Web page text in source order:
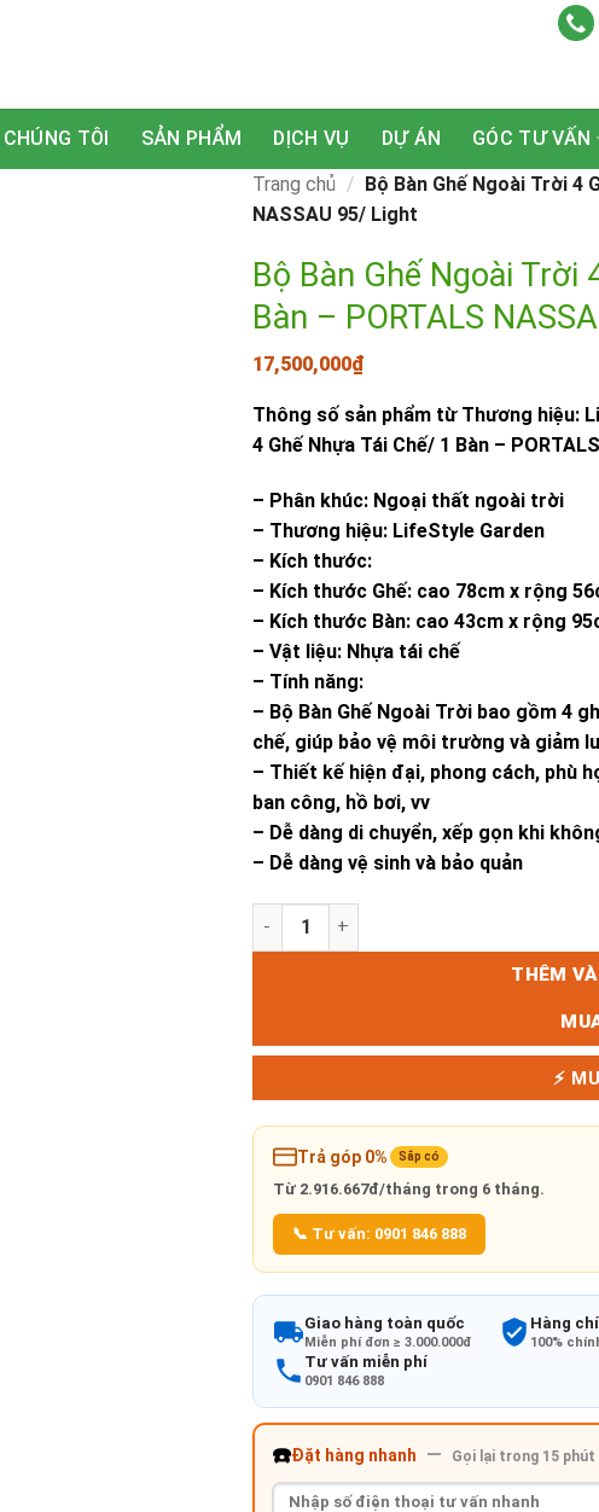
CHÚNG TÔI SẢN PHẨM DỊCH VỤ DỰ ÁN GÓC TƯ VẤN
Trang chủ / Bộ Bàn Ghế Ngoài Trời 4
NASSAU 95/ Light
Bộ Bàn Ghế Ngoài Trời
Bàn – PORTALS
17,500,000₫
Thông số sản phẩm từ Thương hiệu:
4 Ghế Nhựa Tái Chế/ 1 Bàn –
– Phân khúc: Ngoại thất ngoài trời
– Thương hiệu: LifeStyle Garden
– Kích thước:
– Kích thước Ghế: cao 78cm x rộng
– Kích thước Bàn: cao 43cm x rộng
– Vật liệu: Nhựa tái chế
– Tính năng:
– Bộ Bàn Ghế Ngoài Trời bao gồm 4
chế, giúp bảo vệ môi trường và giảm
– Thiết kế hiện đại, phong cách, phù
ban công, hồ bơi, vv
– Dễ dàng di chuyển, xếp gọn khi
– Dễ dàng vệ sinh và bảo quản
Bộ Bàn Ghế Ngoài Trời 4 Ghế Nhựa Tái
THÊM
⚡
Trả góp 0% Sắp có
Từ 2.916.667đ/tháng trong 6 tháng.
📞 Tư vấn: 0901 846 888
Giao hàng toàn quốc
Miễn phí đơn ≥ 3.000.000đ
Hàng
100%
Tư vấn miễn phí
0901 846 888
☎️Đặt hàng nhanh — Gọi lại trong 15 phút